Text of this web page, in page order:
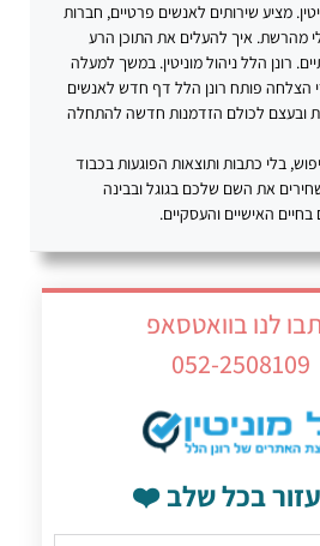
מציע שירותים לאנשים פרטיים, חברות
מהרשת. איך להעלים את התוכן הרע
רונן הלל ניהול מוניטין. במשך למעלה
הצלחה פותח רונן הלל דף חדש לאנשים
ובעצם לכולם הזדמנות חדשה להתחלה
בלי כתבות ותוצאות הפוגעות בכבוד
את השם שלכם בגוגל ובבינה
האישיים והעסקיים.
לנו בוואטסאפ
052-2508109
בכל שלב ❤️